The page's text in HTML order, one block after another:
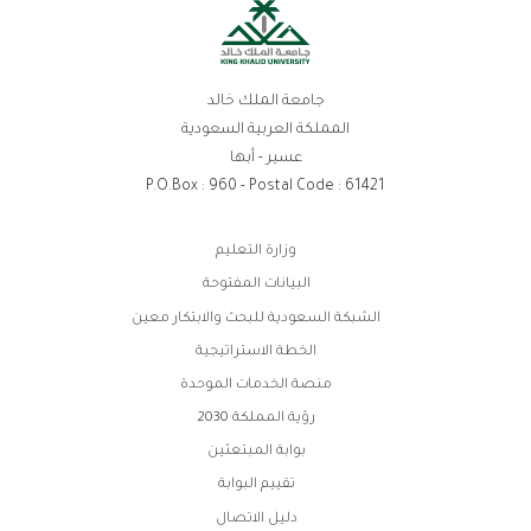
جامعة الملك خالد
المملكة العربية السعودية
عسير - أبها
P.O.Box : 960 - Postal Code : 61421
وزارة التعليم
البيانات المفتوحة
الشبكة السعودية للبحث والابتكار معين
الخطة الاستراتيجية
منصة الخدمات الموحدة
رؤية المملكة 2030
بوابة المبتعثين
تقييم البوابة
دليل الاتصال